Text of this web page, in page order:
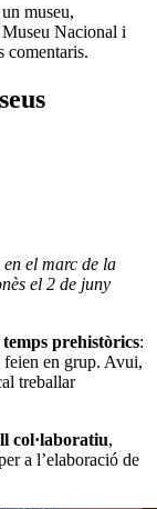
museu,
Nacional i
comentaris.
en el marc de la
el 2 de juny
prehistòrics:
feien en grup. Avui,
treballar
col·laboratiu,
a l’elaboració de